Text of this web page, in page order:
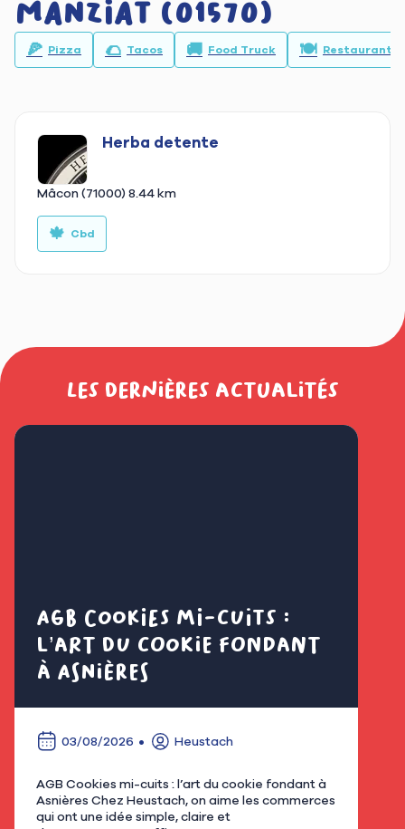
Manziat (01570)
🍕 Pizza 🌮 Tacos 🚚 Food Truck 🍽️ Restaurant
Herba detente
Mâcon (71000) 8.44 km
🍁 Cbd
Les dernières actualités
AGB Cookies mi-cuits :
l’art du cookie fondant
à Asnières
03/08/2026 Heustach
AGB Cookies mi-cuits : l’art du cookie fondant à
Asnières Chez Heustach, on aime les commerces
qui ont une idée simple, claire et